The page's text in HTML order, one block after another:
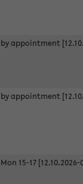
by appointment
by appointment
Mon 15-17 [12.10.2026-